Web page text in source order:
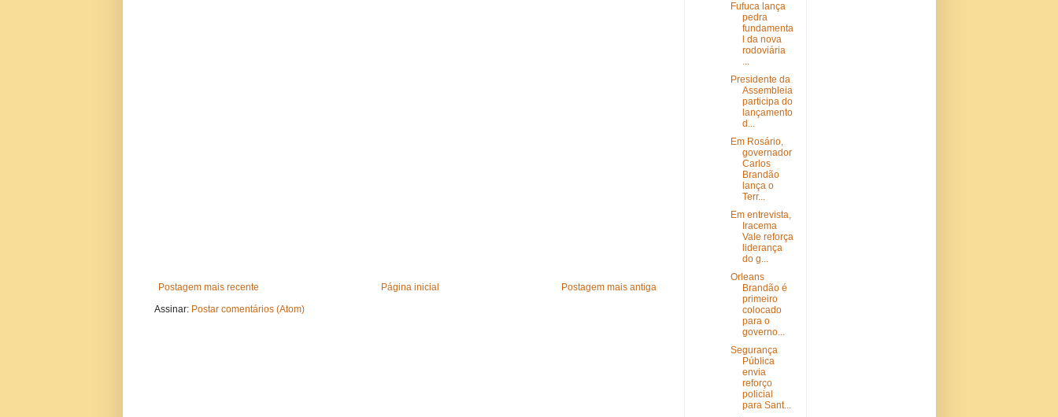
Postagem mais recente Postagem mais antiga
Página inicial
Assinar: Postar comentários (Atom)
Fufuca lança
pedra
fundamenta
l da nova
rodoviária
...
Presidente da
Assembleia
participa do
lançamento
d...
Em Rosário,
governador
Carlos
Brandão
lança o
Terr...
Em entrevista,
Iracema
Vale reforça
liderança
do g...
Orleans
Brandão é
primeiro
colocado
para o
governo...
Segurança
Pública
envia
reforço
policial
para Sant...